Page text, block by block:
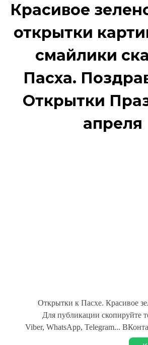
Красивое
открытки
смайлики
Пасха.
Открытки
апреля
Открытки к Пасхе. Красивое
Для публикации скопируйте
Viber, WhatsApp, Telegram...